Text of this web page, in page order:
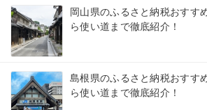
岡山県のふるさと納税おすす
ら使い道まで徹底紹介！
島根県のふるさと納税おすす
ら使い道まで徹底紹介！